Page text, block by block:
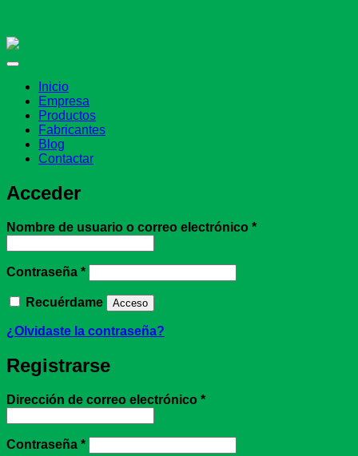
Inicio
Empresa
Productos
Fabricantes
Blog
Contactar
Acceder
Nombre de usuario o correo electrónico *Obligatorio
Contraseña *Obligatorio
Recuérdame Acceso
¿Olvidaste la contraseña?
Registrarse
Dirección de correo electrónico *Obligatorio
Contraseña *Obligatorio